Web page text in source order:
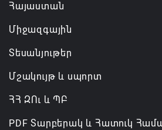
Հայաստան
Միջազգային
Տեսանյութեր
Մշակույթ և սպորտ
ՀՀ ԶՈւ և ՊԲ
PDF Տարբերակ և Հատուկ